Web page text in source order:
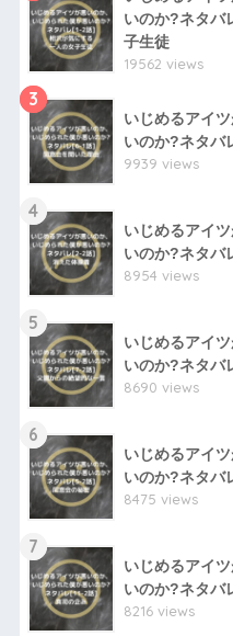
いのか?ネタバ
子生徒
19562 views
3
いじめるアイ
いのか?ネタバ
9939 views
4
いじめるアイ
いのか?ネタバ
8954 views
5
いじめるアイ
いのか?ネタバ
8690 views
6
いじめるアイ
いのか?ネタバ
8475 views
7
いじめるアイ
いのか?ネタバ
8216 views